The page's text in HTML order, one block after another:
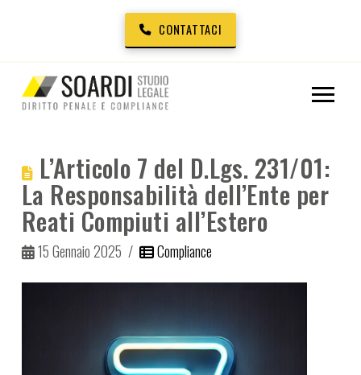
CONTATTACI
L’Articolo 7 del D.Lgs. 231/01:
La Responsabilità dell’Ente per
Reati Compiuti all’Estero
15 Gennaio 2025 Compliance